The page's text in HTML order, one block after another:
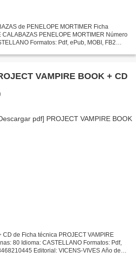
de PENELOPE MORTIMER Ficha
PENELOPE MORTIMER Número
Formatos: Pdf, ePub, MOBI, FB2
VAMPIRE BOOK + CD
CD de Ficha técnica PROJECT VAMPIRE
80 Idioma: CASTELLANO Formatos: Pdf,
Editorial: VICENS-VIVES Año de